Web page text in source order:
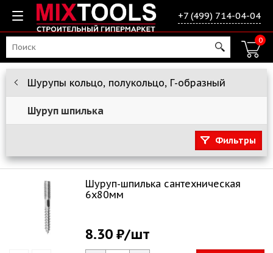
+7 (499) 714-04-04
0
Шурупы кольцо, полукольцо, Г-образный
Шуруп шпилька
Фильтры
Шуруп-шпилька сантехническая
6х80мм
8.30 ₽/шт